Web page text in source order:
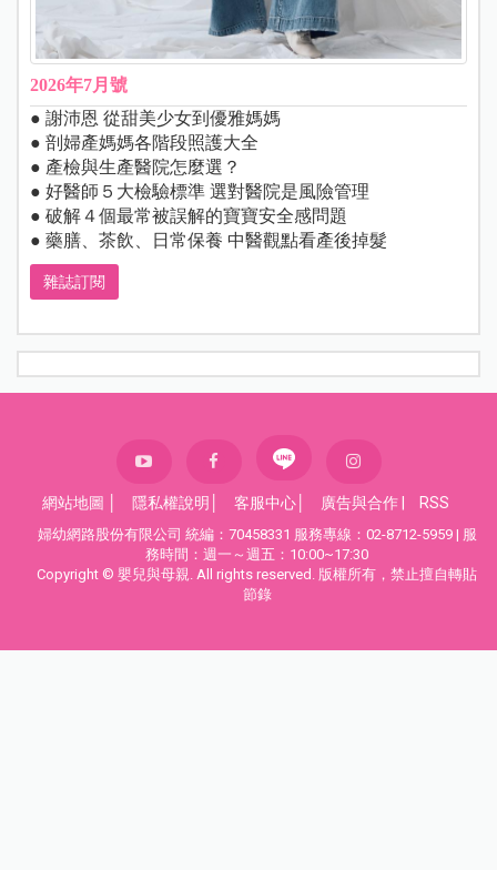
2026年7月號
● 謝沛恩 從甜美少女到優雅媽媽
● 剖婦產媽媽各階段照護大全
● 產檢與生產醫院怎麼選？
● 好醫師５大檢驗標準 選對醫院是風險管理
● 破解４個最常被誤解的寶寶安全感問題
● 藥膳、茶飲、日常保養 中醫觀點看產後掉髮
雜誌訂閱
網站地圖 隱私權說明 客服中心 廣告與合作 RSS
婦幼網路股份有限公司 統編：70458331 服務專線：02-8712-5959 | 服
務時間：週一～週五：10:00~17:30
Copyright © 嬰兒與母親. All rights reserved. 版權所有，禁止擅自轉貼
節錄